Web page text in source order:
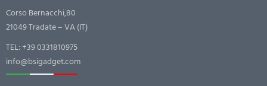
Corso Bernacchi,80
21049 Tradate – VA (IT)
TEL:+39 0331810975
info@bsigadget.com